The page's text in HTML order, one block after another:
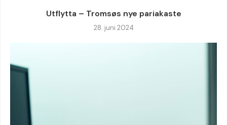
Utflytta – Tromsøs nye pariakaste
28. juni 2024